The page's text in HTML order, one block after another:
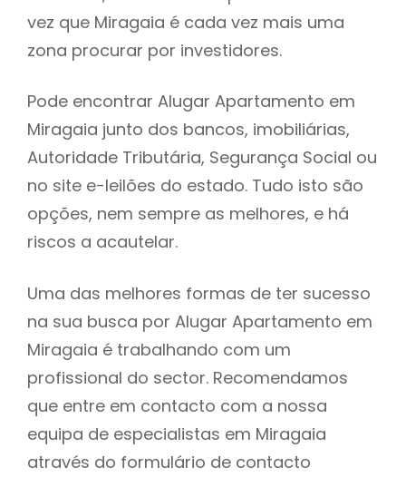
vez que Miragaia é cada vez mais uma
zona procurar por investidores.
Pode encontrar Alugar Apartamento em
Miragaia junto dos bancos, imobiliárias,
Autoridade Tributária, Segurança Social ou
no site e-leilões do estado. Tudo isto são
opções, nem sempre as melhores, e há
riscos a acautelar.
Uma das melhores formas de ter sucesso
na sua busca por Alugar Apartamento em
Miragaia é trabalhando com um
profissional do sector. Recomendamos
que entre em contacto com a nossa
equipa de especialistas em Miragaia
através do formulário de contacto